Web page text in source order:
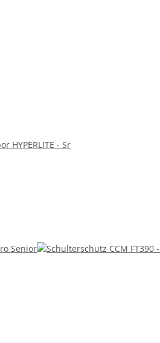
HYPERLITE - Sr